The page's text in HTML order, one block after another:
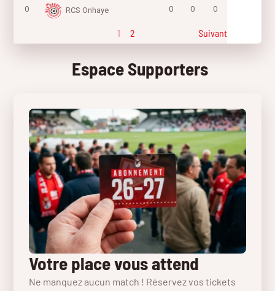
0 RCS Onhaye 0 0 0
1 2 Suivant
Espace Supporters
Votre place vous attend
Ne manquez aucun match ! Réservez vos tickets